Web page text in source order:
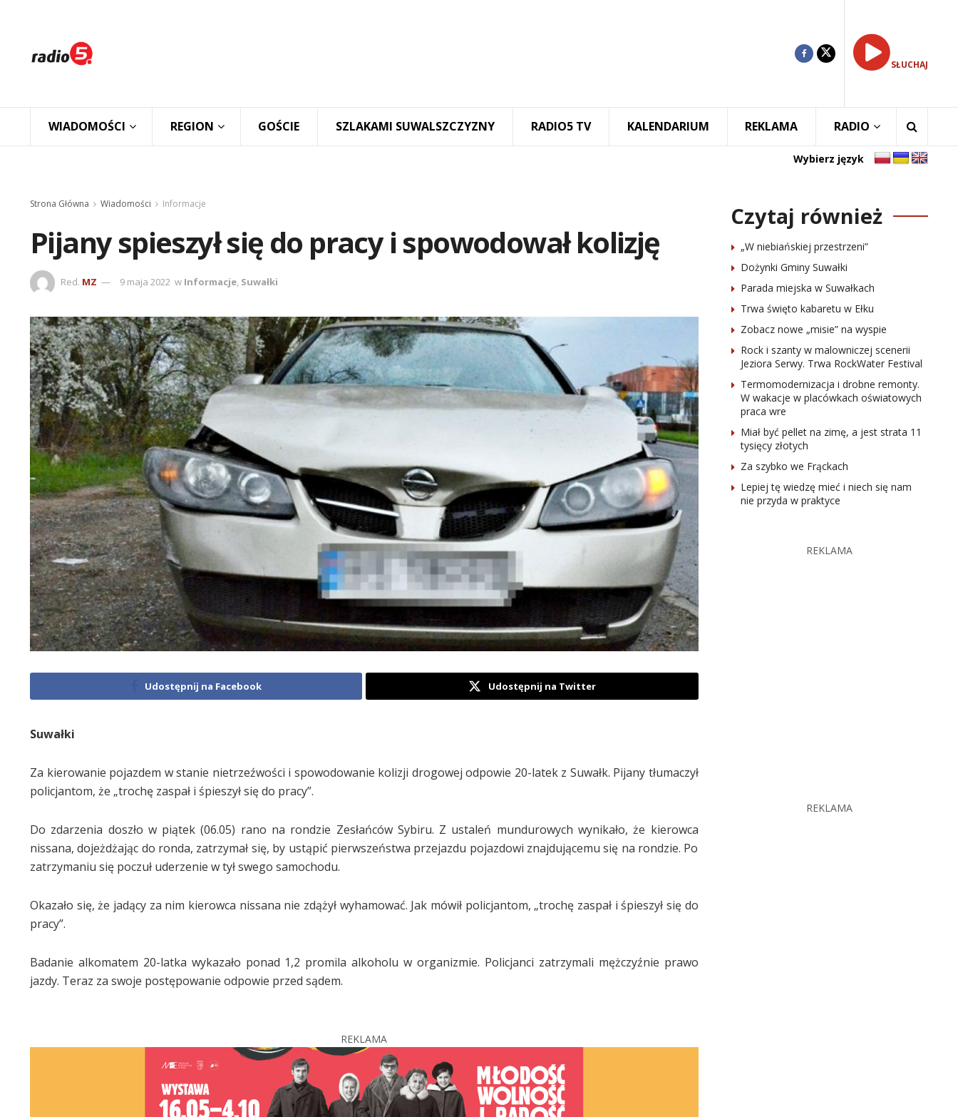
SŁUCHAJ
WIADOMOŚCI REGION GOŚCIE SZLAKAMI SUWALSZCZYZNY RADIO5 TV KALENDARIUM REKLAMA RADIO
Wybierz język
Strona Główna Wiadomości Informacje
Pijany spieszył się do pracy i spowodował kolizję
Red. MZ 9 maja 2022 w Informacje, Suwałki
Udostępnij na Facebook Udostępnij na Twitter
Suwałki
Za kierowanie pojazdem w stanie nietrzeźwości i spowodowanie kolizji drogowej odpowie 20-latek z Suwałk. Pijany tłumaczył
policjantom, że „trochę zaspał i śpieszył się do pracy”.
Do zdarzenia doszło w piątek (06.05) rano na rondzie Zesłańców Sybiru. Z ustaleń mundurowych wynikało, że kierowca
nissana, dojeżdżając do ronda, zatrzymał się, by ustąpić pierwszeństwa przejazdu pojazdowi znajdującemu się na rondzie. Po
zatrzymaniu się poczuł uderzenie w tył swego samochodu.
Okazało się, że jadący za nim kierowca nissana nie zdążył wyhamować. Jak mówił policjantom, „trochę zaspał i śpieszył się do
pracy”.
Badanie alkomatem 20-latka wykazało ponad 1,2 promila alkoholu w organizmie. Policjanci zatrzymali mężczyźnie prawo
jazdy. Teraz za swoje postępowanie odpowie przed sądem.
REKLAMA
Czytaj również
„W niebiańskiej przestrzeni”
Dożynki Gminy Suwałki
Parada miejska w Suwałkach
Trwa święto kabaretu w Ełku
Zobacz nowe „misie” na wyspie
Rock i szanty w malowniczej scenerii
Jeziora Serwy. Trwa RockWater Festival
Termomodernizacja i drobne remonty.
W wakacje w placówkach oświatowych
praca wre
Miał być pellet na zimę, a jest strata 11
tysięcy złotych
Za szybko we Frąckach
Lepiej tę wiedzę mieć i niech się nam
nie przyda w praktyce
REKLAMA
REKLAMA